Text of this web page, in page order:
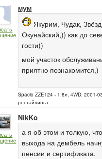
мум
Якурим, Чудак,
Окунайский,)) как до
гости))
мой участок
приятно познакомится,)
Spacio ZZE124 - 1.8л, 4WD, 2001-
рестайлинга
NikKo
а я об этом и толкую,
выхода на дембель
пенсии и сертификата.